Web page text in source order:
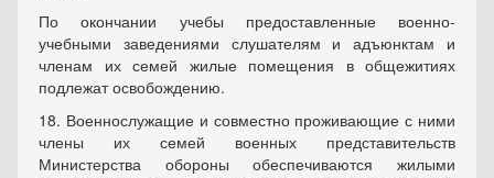
По окончании учебы предоставленные военно-
учебными заведениями слушателям и адъюнктам и
членам их семей жилые помещения в общежитиях
подлежат освобождению.
18. Военнослужащие и совместно проживающие с ними
члены их семей военных представительств
Министерства обороны обеспечиваются жилыми